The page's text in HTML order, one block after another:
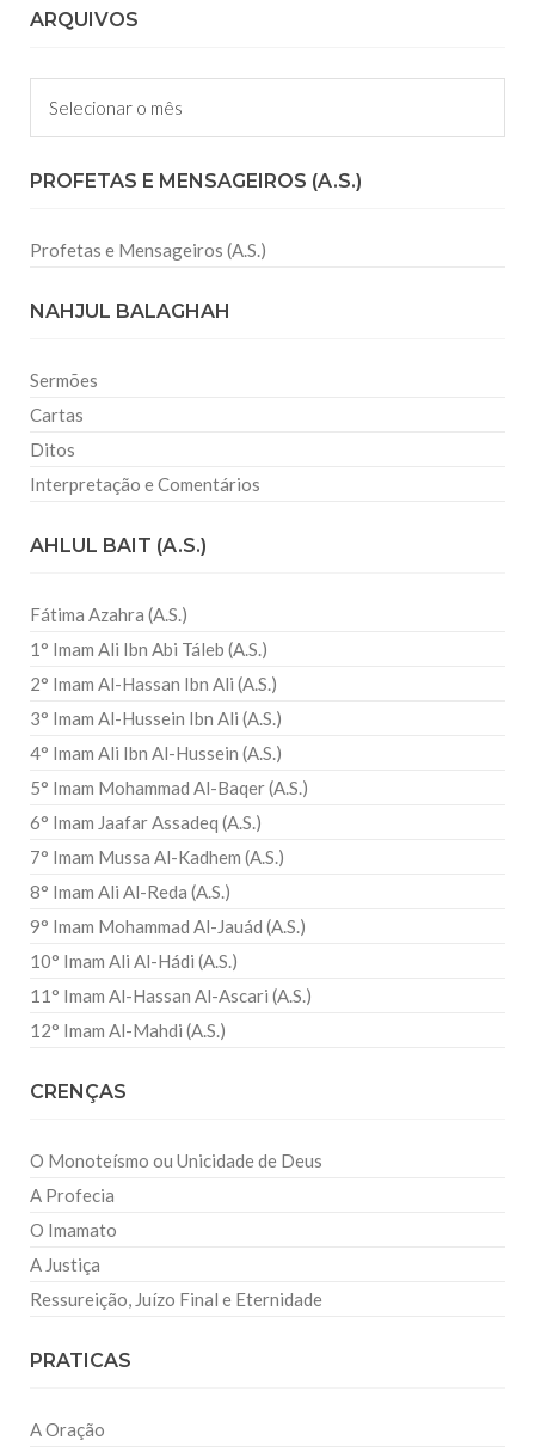
ARQUIVOS
Arquivos
PROFETAS E MENSAGEIROS (A.S.)
Profetas e Mensageiros (A.S.)
NAHJUL BALAGHAH
Sermões
Cartas
Ditos
Interpretação e Comentários
AHLUL BAIT (A.S.)
Fátima Azahra (A.S.)
1° Imam Ali Ibn Abi Táleb (A.S.)
2° Imam Al-Hassan Ibn Ali (A.S.)
3° Imam Al-Hussein Ibn Ali (A.S.)
4° Imam Ali Ibn Al-Hussein (A.S.)
5° Imam Mohammad Al-Baqer (A.S.)
6° Imam Jaafar Assadeq (A.S.)
7° Imam Mussa Al-Kadhem (A.S.)
8° Imam Ali Al-Reda (A.S.)
9° Imam Mohammad Al-Jauád (A.S.)
10° Imam Ali Al-Hádi (A.S.)
11° Imam Al-Hassan Al-Ascari (A.S.)
12° Imam Al-Mahdi (A.S.)
CRENÇAS
O Monoteísmo ou Unicidade de Deus
A Profecia
O Imamato
A Justiça
Ressureição, Juízo Final e Eternidade
PRATICAS
A Oração